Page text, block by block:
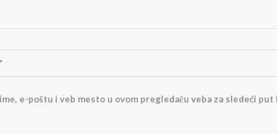
e-poštu i veb mesto u ovom pregledaču veba za sledeći put